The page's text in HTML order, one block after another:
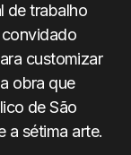
de trabalho
convidado
customizar
obra que
de São
a sétima arte.